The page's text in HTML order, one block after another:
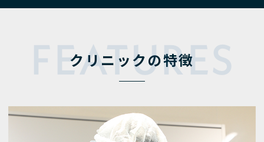
クリニックの特徴
FEATURES